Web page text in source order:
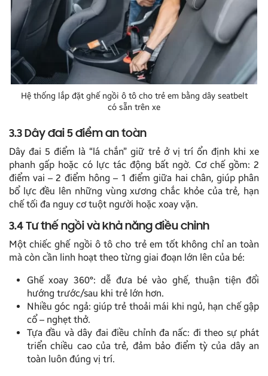
Hệ thống lắp đặt ghế ngồi ô tô cho trẻ em bằng dây seatbelt
có sẵn trên xe
3.3 Dây đai 5 điểm an toàn
Dây đai 5 điểm là “lá chắn” giữ trẻ ở vị trí ổn định khi xe
phanh gấp hoặc có lực tác động bất ngờ. Cơ chế gồm: 2
điểm vai – 2 điểm hông – 1 điểm giữa hai chân, giúp phân
bổ lực đều lên những vùng xương chắc khỏe của trẻ, hạn
chế tối đa nguy cơ tuột người hoặc xoay vặn.
3.4 Tư thế ngồi và khả năng điều chỉnh
Một chiếc ghế ngồi ô tô cho trẻ em tốt không chỉ an toàn
mà còn cần linh hoạt theo từng giai đoạn lớn lên của bé:
Ghế xoay 360°: dễ đưa bé vào ghế, thuận tiện đổi
hướng trước/sau khi trẻ lớn hơn.
Nhiều góc ngả: giúp trẻ thoải mái khi ngủ, hạn chế gập
cổ – nghẹt thở.
Tựa đầu và dây đai điều chỉnh đa nấc: đi theo sự phát
triển chiều cao của trẻ, đảm bảo điểm tỳ của dây an
toàn luôn đúng vị trí.